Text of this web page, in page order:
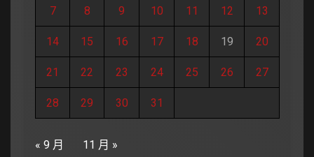
7 8 9 10 11 12 13
14 15 16 17 18 19 20
21 22 23 24 25 26 27
28 29 30 31
« 9 月 11 月 »